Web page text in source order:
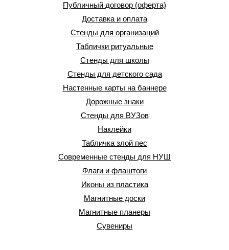
Публичный договор (оферта)
Доставка и оплата
Стенды для организаций
Таблички ритуальные
Стенды для школы
Стенды для детского сада
Настенные карты на баннере
Дорожные знаки
Стенды для ВУЗов
Наклейки
Табличка злой пес
Современные стенды для НУШ
Флаги и флаштоги
Иконы из пластика
Магнитные доски
Магнитные планеры
Сувениры